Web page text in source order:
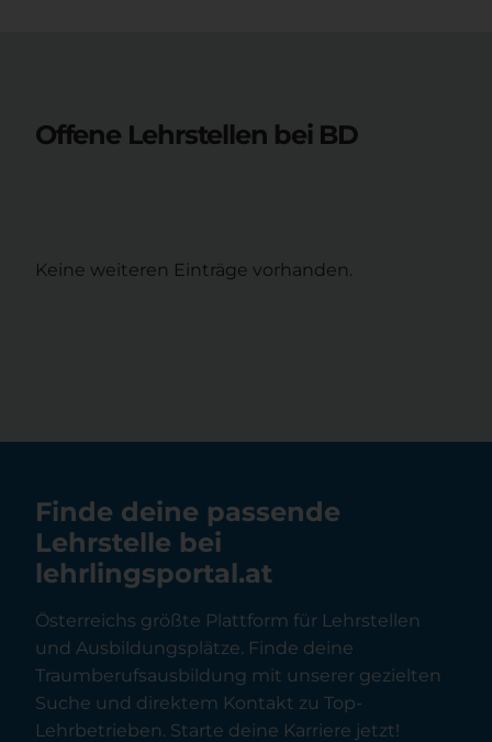
Offene Lehrstellen bei BD
Keine weiteren Einträge vorhanden.
Finde deine passende
Lehrstelle bei
lehrlingsportal.at
Österreichs größte Plattform für Lehrstellen
und Ausbildungsplätze. Finde deine
Traumberufsausbildung mit unserer gezielten
Suche und direktem Kontakt zu Top-
Lehrbetrieben. Starte deine Karriere jetzt!